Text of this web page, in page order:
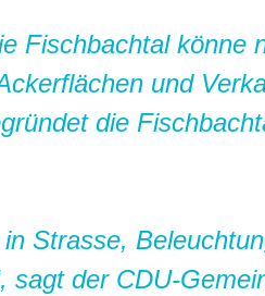
Fischbachtal könne
und
die
Strasse,
sagt der CDU-